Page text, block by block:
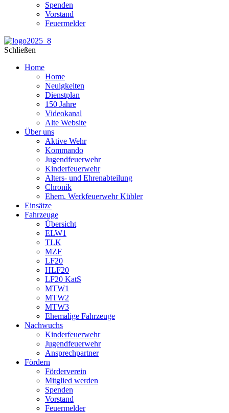
Spenden
Vorstand
Feuermelder
Schließen
Home
Home
Neuigkeiten
Dienstplan
150 Jahre
Videokanal
Alte Website
Über uns
Aktive Wehr
Kommando
Jugendfeuerwehr
Kinderfeuerwehr
Alters- und Ehrenabteilung
Chronik
Ehem. Werkfeuerwehr Kübler
Einsätze
Fahrzeuge
Übersicht
ELW1
TLK
MZF
LF20
HLF20
LF20 KatS
MTW1
MTW2
MTW3
Ehemalige Fahrzeuge
Nachwuchs
Kinderfeuerwehr
Jugendfeuerwehr
Ansprechpartner
Fördern
Förderverein
Mitglied werden
Spenden
Vorstand
Feuermelder